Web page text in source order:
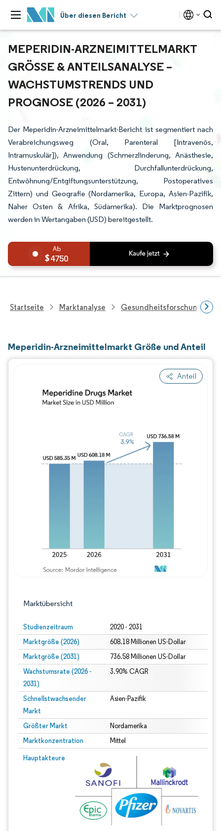
Über diesen Bericht
MEPERIDIN-ARZNEIMITTELMARKT
GRÖSSE & ANTEILSANALYSE – W
ACHSTUMSTRENDS UND P
ROGNOSE (2026 – 2031)
Der Meperidin-Arzneimittelmarkt-Bericht ist segmentiert nach
Verabreichungsweg (Oral, Parenteral [Intravenös,
Intramuskulär]), Anwendung (Schmerzlinderung, Anästhesie,
Hustenunterdrückung, Durchfallunterdrückung,
Entwöhnung/Entgiftungsunterstützung, Postoperatives
Zittern) und Geografie (Nordamerika, Europa, Asien-Pazifik,
Naher Osten & Afrika, Südamerika). Die Marktprognosen
werden in Wertangaben (USD) bereitgestellt.
4750
Startseite Marktanalyse Gesundheitsforschung
Meperidin-Arzneimittelmarkt Größe und Anteil
Anteil
Marktübersicht
Studienzeitraum 2020 - 2031
Marktgröße (2026) 608.18 Millionen US-Dollar
Marktgröße (2031) 736.58 Millionen US-Dollar
Wachstumsrate (2026 -
2031)
3.90% CAGR
Schnellstwachsender
Markt
Asien-Pazifik
Größter Markt Nordamerika
Marktkonzentration Mittel
Hauptakteure
Bild © Mordor Intelligence. Wiederverwendung erfordert Namensnennung